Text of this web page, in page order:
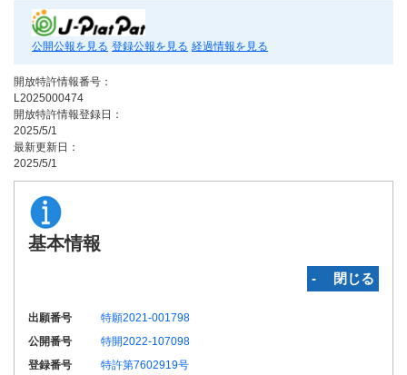
公開公報を見る 登録公報を見る 経過情報を見る
開放特許情報番号：
L2025000474
開放特許情報登録日：
2025/5/1
最新更新日：
2025/5/1
基本情報
‐ 閉じる
出願番号
特願2021-001798
公開番号
特開2022-107098
登録番号
特許第7602919号